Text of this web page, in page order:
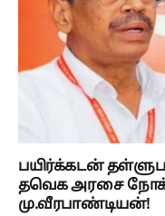
பயிர்க்கடன்
தவெக அரசை
மு.வீரபாண்டியன்!